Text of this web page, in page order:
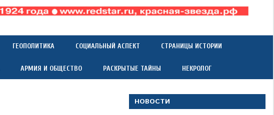
ГЕОПОЛИТИКА СОЦИАЛЬНЫЙ АСПЕКТ СТРАНИЦЫ ИСТОРИИ
АРМИЯ И ОБЩЕСТВО РАСКРЫТЫЕ ТАЙНЫ НЕКРОЛОГ
НОВОСТИ